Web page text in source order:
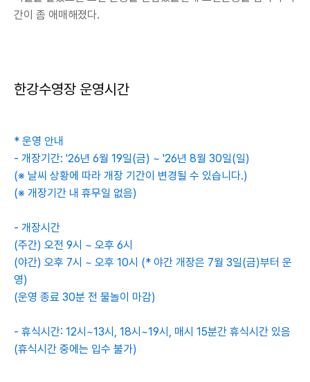
간이 좀 애매해졌다.
한강수영장 운영시간
* 운영 안내
- 개장기간: '26년 6월 19일(금) ~ '26년 8월 30일(일)
(※ 날씨 상황에 따라 개장 기간이 변경될 수 있습니다.)
(※ 개장기간 내 휴무일 없음)
- 개장시간
(주간) 오전 9시 ~ 오후 6시
(야간) 오후 7시 ~ 오후 10시 (* 야간 개장은 7월 3일(금)부터 운
영)
(운영 종료 30분 전 물놀이 마감)
- 휴식시간: 12시~13시, 18시~19시, 매시 15분간 휴식시간 있음
(휴식시간 중에는 입수 불가)